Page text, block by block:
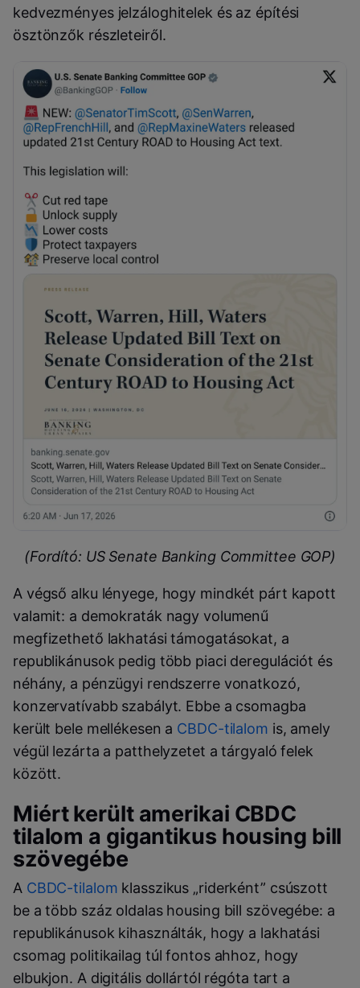
kedvezményes jelzáloghitelek és az építési
ösztönzők részleteiről.
(Fordító: US Senate Banking Committee GOP)
A végső alku lényege, hogy mindkét párt kapott
valamit: a demokraták nagy volumenű
megfizethető lakhatási támogatásokat, a
republikánusok pedig több piaci deregulációt és
néhány, a pénzügyi rendszerre vonatkozó,
konzervatívabb szabályt. Ebbe a csomagba
került bele mellékesen a CBDC-tilalom is, amely
végül lezárta a patthelyzetet a tárgyaló felek
között.
Miért került amerikai CBDC
tilalom a gigantikus housing bill
szövegébe
A CBDC-tilalom klasszikus „riderként” csúszott
be a több száz oldalas housing bill szövegébe: a
republikánusok kihasználták, hogy a lakhatási
csomag politikailag túl fontos ahhoz, hogy
elbukjon. A digitális dollártól régóta tart a